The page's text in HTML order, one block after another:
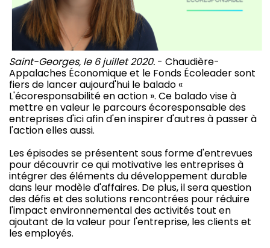
Saint-Georges, le 6 juillet 2020. - Chaudière-
Appalaches Économique et le Fonds Écoleader sont
fiers de lancer aujourd'hui le balado «
L'écoresponsabilité en action ». Ce balado vise à
mettre en valeur le parcours écoresponsable des
entreprises d'ici afin d'en inspirer d'autres à passer à
l'action elles aussi.
Les épisodes se présentent sous forme d'entrevues
pour découvrir ce qui motivative les entreprises à
intégrer des éléments du développement durable
dans leur modèle d'affaires. De plus, il sera question
des défis et des solutions rencontrées pour réduire
l'impact environnemental des activités tout en
ajoutant de la valeur pour l'entreprise, les clients et
les employés.